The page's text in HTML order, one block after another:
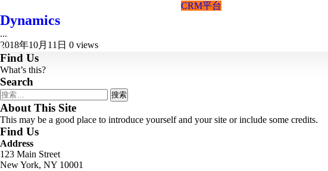
CRM平台
Dynamics
...
2018年10月11日 0 views
Find Us
What’s this?
Search
搜
索：
About This Site
This may be a good place to introduce yourself and your site or include some credits.
Find Us
Address
123 Main Street
New York, NY 10001